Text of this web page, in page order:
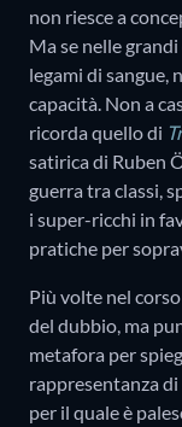
non riesce a
Ma se nelle
legami di sangue,
capacità. Non a
ricorda quello di
satirica di Ruben
guerra tra classi,
i super-ricchi in
pratiche per
Più volte nel
del dubbio, ma
metafora per
rappresentanza
per il quale è